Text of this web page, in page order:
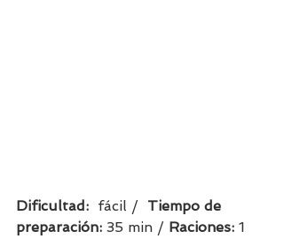
Dificultad: fácil / Tiempo de
preparación: 35 min / Raciones: 1